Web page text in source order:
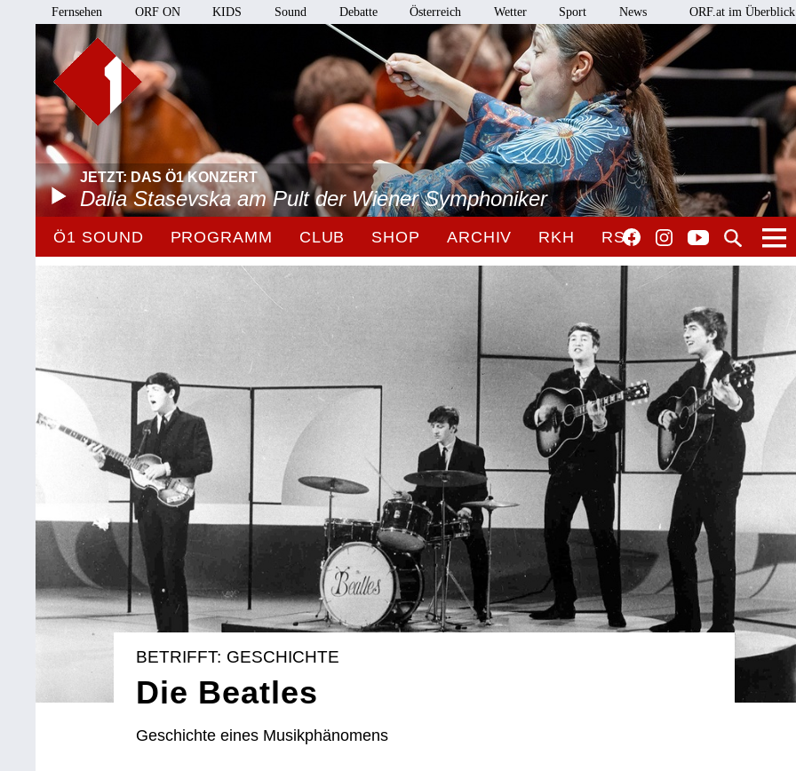
Fernsehen ORF ON KIDS Sound Debatte Österreich Wetter Sport News ORF.at im Überblick
JETZT: DAS Ö1 KONZERT
Dalia Stasevska am Pult der Wiener Symphoniker
Ö1 SOUND PROGRAMM CLUB SHOP ARCHIV RKH RSO
BETRIFFT: GESCHICHTE
Die Beatles
Geschichte eines Musikphänomens